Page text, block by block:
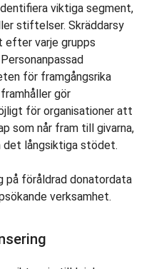
viktiga segment,
stiftelser. Skräddarsy
efter varje grupps
för framgångsrika
framhåller gör
för organisationer att
som når fram till givarna,
det långsiktiga stödet.
föråldrad donatordata
verksamhet.